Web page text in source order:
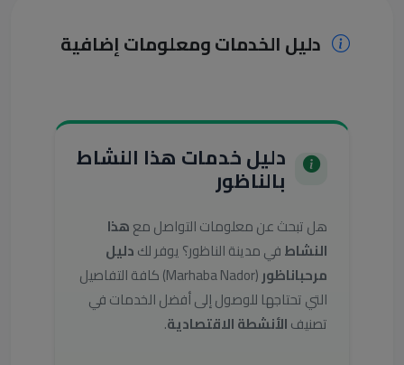
دليل الخدمات ومعلومات إضافية
دليل خدمات هذا النشاط
بالناظور
هل تبحث عن معلومات التواصل معهذا
النشاطفي مدينة الناظور؟ يوفر لكدليل
مرحباناظور
(Marhaba Nador) كافة التفاصيل
التي تحتاجها للوصول إلى أفضل الخدمات في
تصنيفالأنشطة الاقتصادية.